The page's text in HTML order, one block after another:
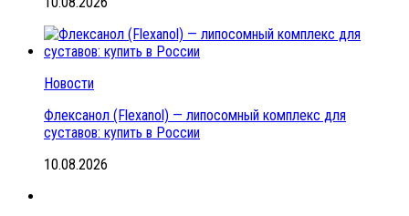
Новости
Флексанол (Flexanol) — липосомный комплекс для
суставов: купить в России
10.08.2026